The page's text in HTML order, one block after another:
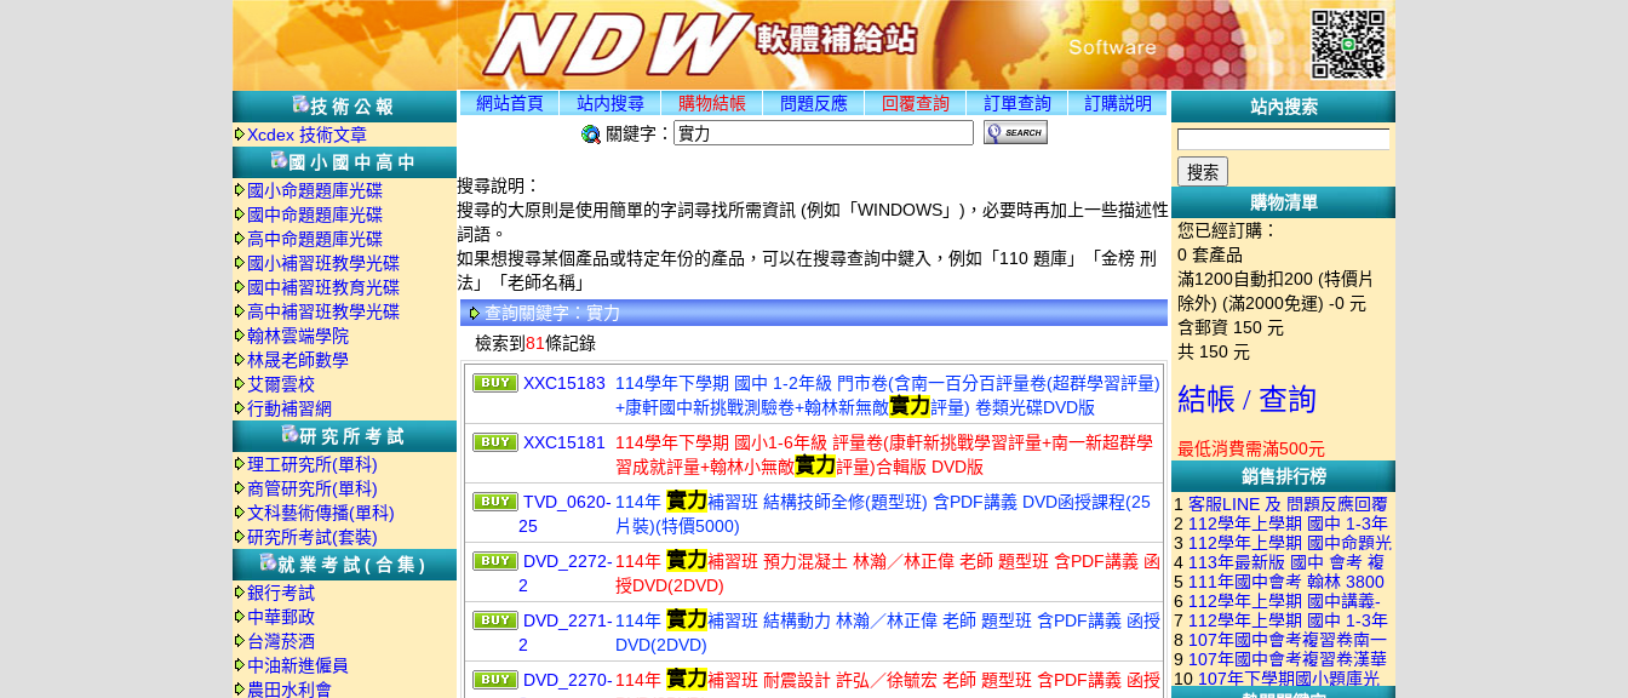
技術公報
Xcdex 技術文章
國小國中高中
國小命題題庫光碟
國中命題題庫光碟
高中命題題庫光碟
國小補習班教學光碟
國中補習班教育光碟
高中補習班教學光碟
翰林雲端學院
林晟老師數學
艾爾雲校
行動補習網
研究所考試
理工研究所(單科)
商管研究所(單科)
文科藝術傳播(單科)
研究所考試(套裝)
就業考試(合集)
銀行考試
中華郵政
台灣菸酒
中油新進僱員
農田水利會
網站首頁 站内搜尋 購物結帳 問題反應 回覆查詢 訂單查詢
訂購説明
關鍵字：
搜尋說明：
搜尋的大原則是使用簡單的字詞尋找所需資訊 (例如「WINDOWS」)，必要時再加上一些描述性
詞語。
如果想搜尋某個產品或特定年份的產品，可以在搜尋查詢中鍵入，例如「110 題庫」「金榜 刑
法」「老師名稱」
查詢關鍵字：實力
檢索到 81條記錄
XXC15183
114學年下學期 國中 1-2年級 門市卷(含南一百分百評量卷(超群學習評量)
+康軒國中新挑戰測驗卷+翰林新無敵實力評量) 卷類光碟DVD版
XXC15181
114學年下學期 國小1-6年級 評量卷(康軒新挑戰學習評量+南一新超群學
習成就評量+翰林小無敵實力評量)合輯版 DVD版
TVD_0620-
25
114年 實力補習班 結構技師全修(題型班) 含PDF講義 DVD函授課程(25
片裝)(特價5000)
DVD_2272-
2
114年 實力補習班 預力混凝土 林瀚／林正偉 老師 題型班 含PDF講義 函
授DVD(2DVD)
DVD_2271-
2
114年 實力補習班 結構動力 林瀚／林正偉 老師 題型班 含PDF講義 函授
DVD(2DVD)
DVD_2270- 114年 實力補習班 耐震設計 許弘／徐毓宏 老師 題型班 含PDF講義 函授
站內搜索
購物清單
您已經訂購：
0 套產品
滿1200自動扣200 (特價片
除外) (滿2000免運) -0 元
含郵資 150 元
共 150 元
結帳 / 查詢
最低消費需滿500元
銷售排行榜
1 客服LINE 及 問題反應回覆
方式 下單後出現訂單編號就
是訂購成功 不會有回覆信
2 112學年上學期 國中 1-3年
級 校用卷 (含南一.康軒.翰林.
全科目.全部卷.含解答)完整版
(2DVD)
3 112學年上學期 國中命題光
碟 康軒版 1-3年級(含108課
綱)(全年級、全領域) 題庫光
碟(不包含：藝文+綜合+健體)
4 113年最新版 國中 會考 複
習卷講義 共18卷(含南一百分
百EZ+南一超會考+康軒麻辣
+康軒會考勝經+康軒易點通
+康軒圖解E點通+漢華大聯盟
+翰林大滿貫+翰林橘子+翰林
5 111年國中會考 翰林 3800
應用題彙編 + 南一 3688 應用
題彙編+南一歷屆試題+康軒
3800+ 應用題彙編 1-3年級 卷
類光碟
6 112學年上學期 國中講義-
題型較難(康軒新挑戰麻辣講
義+翰林超級翰將講義+南一學
習標竿講義) 1-3年級 合輯版
7 112學年上學期 國中 1-3年
級 習作解答+課本解答(含康
軒.南一.翰林全版本.全科目)
合輯版 DVD版
8 107年國中會考複習卷南一
版 ( 點線面 )全科目.九科含解
答.合輯正式版
9 107年國中會考複習卷漢華
版 ( 達陣 ) 全科目.八科含解
10 107年下學期國小題庫光